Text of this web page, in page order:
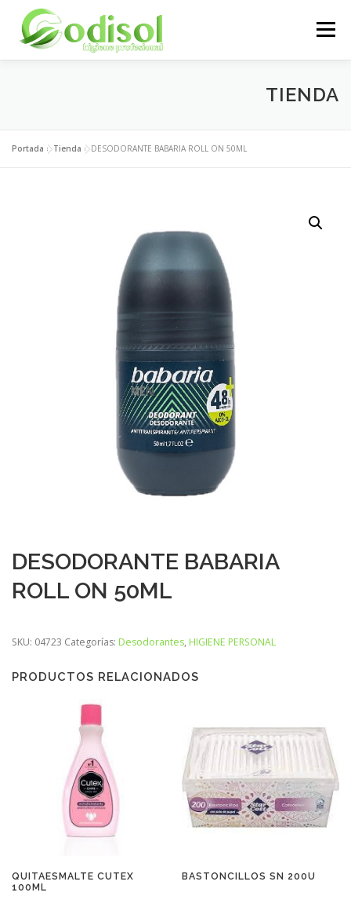
contenido
Menú
ÁREA CLIENTES CONTACTO
TIENDA
Portada »Tienda »DESODORANTE BABARIA ROLL ON 50ML
DESODORANTE BABARIA
ROLL ON 50ML
SKU: 04723 Categorías: Desodorantes, HIGIENE PERSONAL
PRODUCTOS RELACIONADOS
QUITAESMALTE CUTEX
100ML
BASTONCILLOS SN 200U